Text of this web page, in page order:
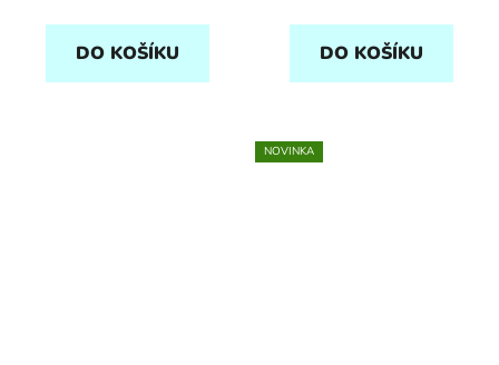
DO KOŠÍKU DO KOŠÍKU
NOVINKA